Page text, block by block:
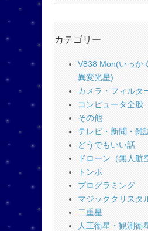
カテゴリー
V838 Mon(いっか
異変光星)
カメラ・フィルタ
コンピュータ全般
その他
テレビ・新聞・雑
どうでもいい話
ドローン（無人航
トンボ
プログラミング
マジッククリスタ
二重星
人工衛星・観測衛